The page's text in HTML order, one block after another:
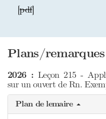
[pdf]
Plans/
2026 : Leçon 215 -
sur un ouvert de Rn.
Plan de lemaire